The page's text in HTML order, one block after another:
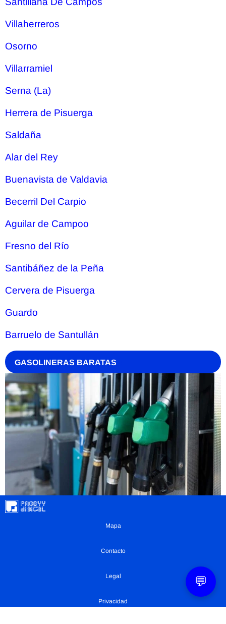
Villaherreros
Osorno
Villarramiel
Serna (La)
Herrera de Pisuerga
Saldaña
Alar del Rey
Buenavista de Valdavia
Becerril Del Carpio
Aguilar de Campoo
Fresno del Río
Santibáñez de la Peña
Cervera de Pisuerga
Guardo
Barruelo de Santullán
GASOLINERAS BARATAS
Mapa
Contacto
Legal
Privacidad
💬